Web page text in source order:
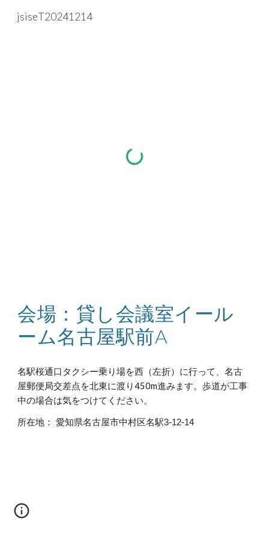
Skip to main content
jsiseT20241214
会場：貸し会議室イール
ーム名古屋駅前A
名駅桜通口タクシー乗り場を西（左折）に行って、名古
屋郵便局交差点を北東に渡り450m進みます。歩道が工事
中の場合は気をつけてください。
所在地： 愛知県名古屋市中村区名駅3-12-14